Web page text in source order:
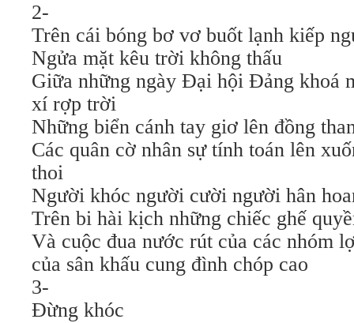
2-
Trên cái bóng bơ vơ buốt lạnh kiếp
Ngửa mặt kêu trời không thấu
Giữa những ngày Đại hội Đảng khoá
xí rợp trời
Những biển cánh tay giơ lên đồng
Các quân cờ nhân sự tính toán lên
thoi
Người khóc người cười người hân
Trên bi hài kịch những chiếc ghế
Và cuộc đua nước rút của các nhóm
của sân khấu cung đình chóp cao
3-
Đừng khóc